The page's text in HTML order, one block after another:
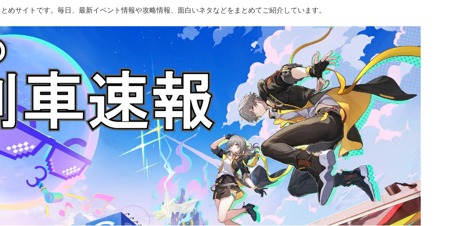
めサイトです。毎日、最新イベント情報や攻略情報、面白いネタなどをまとめてご紹介しています。